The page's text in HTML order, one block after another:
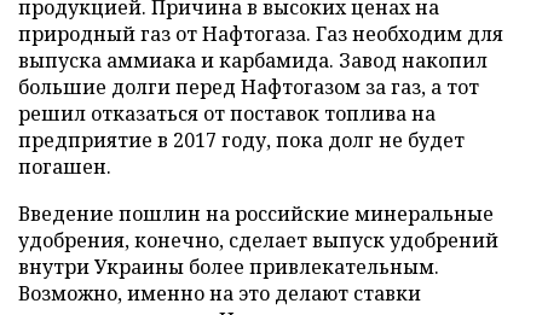
продукцией. Причина в высоких ценах на
природный газ от Нафтогаза. Газ необходим для
выпуска аммиака и карбамида. Завод накопил
большие долги перед Нафтогазом за газ, а тот
решил отказаться от поставок топлива на
предприятие в 2017 году, пока долг не будет
погашен.
Введение пошлин на российские минеральные
удобрения, конечно, сделает выпуск удобрений
внутри Украины более привлекательным.
Возможно, именно на это делают ставки